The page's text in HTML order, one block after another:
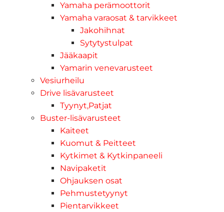
Yamaha perämoottorit
Yamaha varaosat & tarvikkeet
Jakohihnat
Sytytystulpat
Jääkaapit
Yamarin venevarusteet
Vesiurheilu
Drive lisävarusteet
Tyynyt,Patjat
Buster-lisävarusteet
Kaiteet
Kuomut & Peitteet
Kytkimet & Kytkinpaneeli
Navipaketit
Ohjauksen osat
Pehmustetyynyt
Pientarvikkeet